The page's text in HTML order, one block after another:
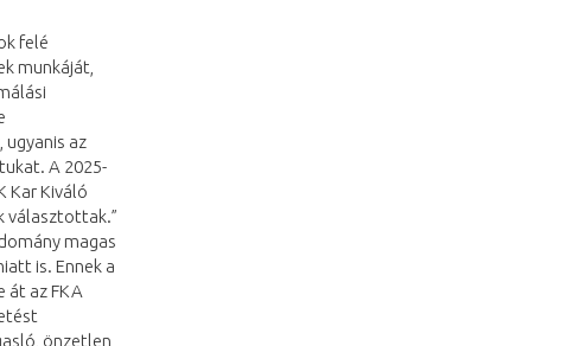
felé
munkáját,
az
A 2025-
Kar Kiváló
választottak.”
magas
is. Ennek a
át az FKA
önzetlen